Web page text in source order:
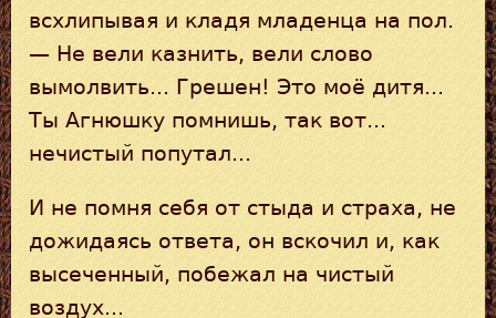
всхлипывая и кладя младенца на пол.
— Не вели казнить, вели слово
вымолвить... Грешен! Это моё дитя...
Ты Агнюшку помнишь, так вот...
нечистый попутал...
И не помня себя от стыда и страха, не
дожидаясь ответа, он вскочил и, как
высеченный, побежал на чистый
воздух...